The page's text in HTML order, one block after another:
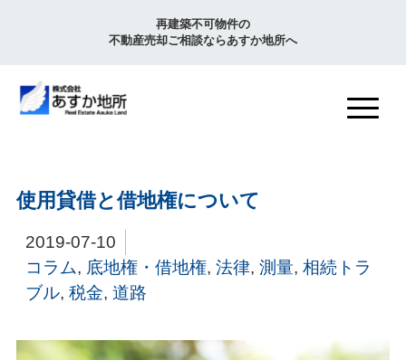
再建築不可物件の
不動産売却ご相談ならあすか地所へ
使用貸借と借地権について
2019-07-10
コラム, 底地権・借地権, 法律, 測量, 相続トラ
ブル, 税金, 道路